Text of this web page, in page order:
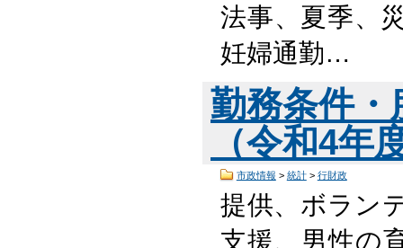
法事、夏季、
妊婦通勤…
勤務条件
（令和4
市政情報 > 統計> 行財政
提供、ボラン
支援、男性の